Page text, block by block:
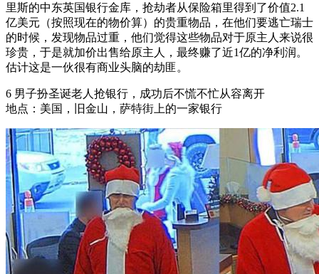
里斯的中东英国银行金库，抢劫者从保险箱里得到了价值2.1
亿美元（按照现在的物价算）的贵重物品，在他们要逃亡瑞士
的时候，发现物品过重，他们觉得这些物品对于原主人来说很
珍贵，于是就加价出售给原主人，最终赚了近1亿的净利润。
估计这是一伙很有商业头脑的劫匪。
6 男子扮圣诞老人抢银行，成功后不慌不忙从容离开
地点：美国，旧金山，萨特街上的一家银行